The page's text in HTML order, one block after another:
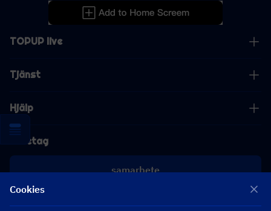
TOPUP live
Tjänst
Hjälp
Företag
samarbete
Cookies